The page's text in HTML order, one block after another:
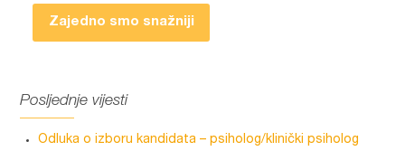
Zajedno smo snažniji
Posljednje vijesti
Odluka o izboru kandidata – psiholog/klinički psiholog